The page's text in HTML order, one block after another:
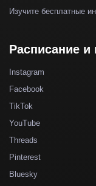
Изучите бесплатные
Расписание и
Instagram
Facebook
TikTok
YouTube
Threads
Pinterest
Bluesky